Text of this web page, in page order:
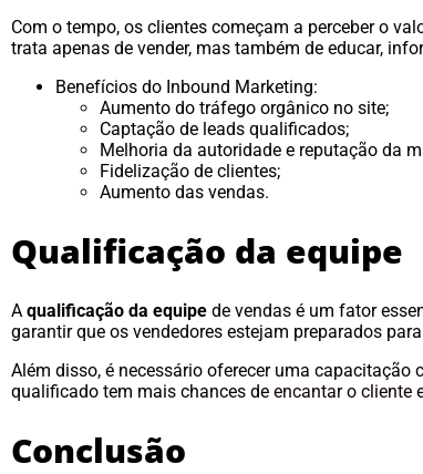
Com o tempo, os clientes começam a perceber o
trata apenas de vender, mas também de educar,
Benefícios do Inbound Marketing:
Aumento do tráfego orgânico no site;
Captação de leads qualificados;
Melhoria da autoridade e reputação da
Fidelização de clientes;
Aumento das vendas.
Qualificação da equipe
A qualificação da equipe de vendas é um fator
garantir que os vendedores estejam preparados
Além disso, é necessário oferecer uma capacitação
qualificado tem mais chances de encantar o cliente
Conclusão